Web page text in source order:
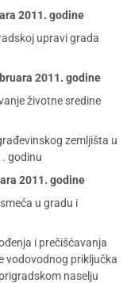
2011. godine
upravi grada
2011. godine
životne sredine
zemljišta u
godinu
2011. godine
u gradu i
i prečišćavanja
vodovodnog priključka
naselju